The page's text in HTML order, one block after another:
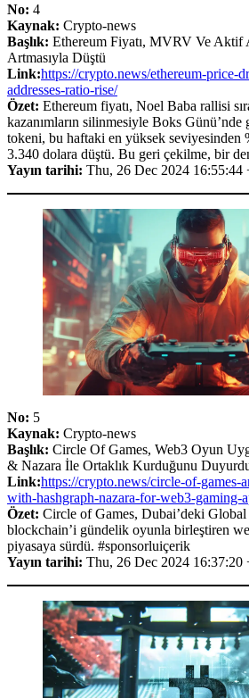
No: 4
Kaynak: Crypto-news
Başlık: Ethereum Fiyatı, MVRV Ve Aktif
Artmasıyla Düştü
Link:https://crypto.news/ethereum-price-
addresses-ratio-rise/
Özet: Ethereum fiyatı, Noel Baba rallisi
kazanımların silinmesiyle Boks
tokeni, bu haftaki en yüksek seviyesinden
3.340 dolara düştü. Bu geri çekilme, bir
Yayın tarihi: Thu, 26 Dec 2024 16:55:44
No: 5
Kaynak: Crypto-news
Başlık: Circle Of Games, Web3 Oyun
& Nazara İle Ortaklık Kurduğunu
Link:https://crypto.news/circle-of-games-
with-hashgraph-nazara-for-web3-gaming-
Özet: Circle of Games, Dubai’deki Global
blockchain’i gündelik oyunla birleştiren
piyasaya sürdü. #sponsorluiçerik
Yayın tarihi: Thu, 26 Dec 2024 16:37:20